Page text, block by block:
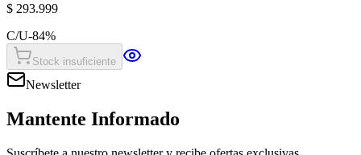
$ 293.999
C/U-84%
Stock insuficiente
Newsletter
Mantente Informado